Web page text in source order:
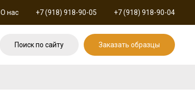
О нас +7 (918) 918-90-05 +7 (918) 918-90-04
Поиск по сайту Заказать образцы